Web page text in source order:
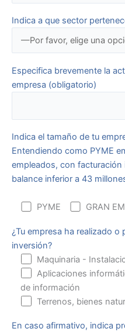
Indica a que sector
Especifica brevemente la
empresa (obligatorio)
Indica el tamaño de tu
Entendiendo como PYME
empleados, con
balance inferior a 43
PYME GRAN
¿Tu empresa ha realizado o
inversión?
Maquinaria -
Aplicaciones
de información
Terrenos, bienes
En caso afirmativo, indica